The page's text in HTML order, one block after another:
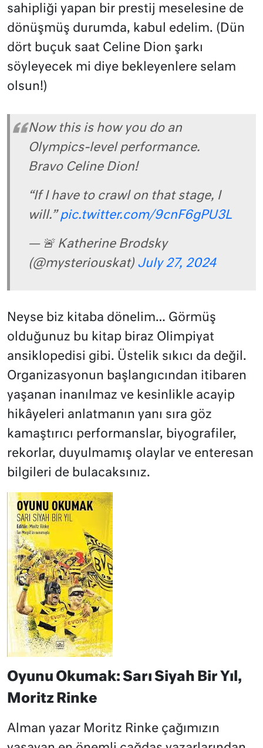
sahipliği yapan bir prestij meselesine de
dönüşmüş durumda, kabul edelim. (Dün
dört buçuk saat Celine Dion şarkı
söyleyecek mi diye bekleyenlere selam
olsun!)
Now this is how you do an
Olympics-level performance.
Bravo Celine Dion!
“If I have to crawl on that stage, I
will.”pic.twitter.com/9cnF6gPU3L
— 🚨 Katherine Brodsky
(@mysteriouskat) July 27, 2024
Neyse biz kitaba dönelim… Görmüş
olduğunuz bu kitap biraz Olimpiyat
ansiklopedisi gibi. Üstelik sıkıcı da değil.
Organizasyonun başlangıcından itibaren
yaşanan inanılmaz ve kesinlikle acayip
hikâyeleri anlatmanın yanı sıra göz
kamaştırıcı performanslar, biyografiler,
rekorlar, duyulmamış olaylar ve enteresan
bilgileri de bulacaksınız.
Oyunu Okumak: Sarı Siyah Bir Yıl,
Moritz Rinke
Alman yazar Moritz Rinke çağımızın